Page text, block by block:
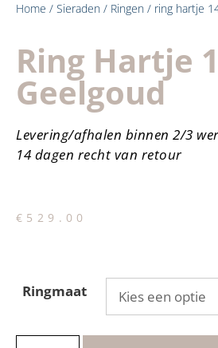
Home / Sieraden / Ringen / ring hartje
Ring Hartje
Geelgoud
Levering/afhalen binnen 2/3
14 dagen recht van retour
€ 529.00
Ringmaat